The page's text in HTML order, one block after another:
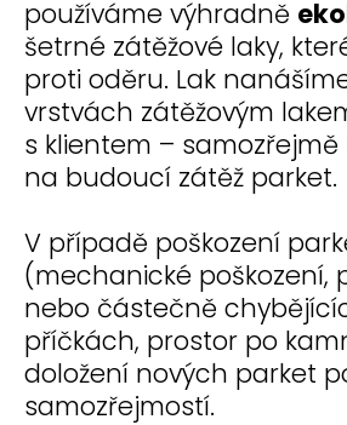
používáme výhradně
šetrné zátěžové laky,
proti oděru. Lak
vrstvách zátěžovým
s klientem –
na budoucí zátěž parket.
V případě poškození
(mechanické poškození,
nebo částečně
příčkách, prostor po
doložení nových parket
samozřejmostí.